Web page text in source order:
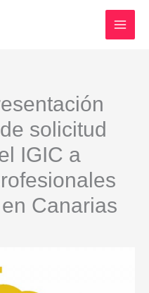
solicitud
IGIC a
Canarias